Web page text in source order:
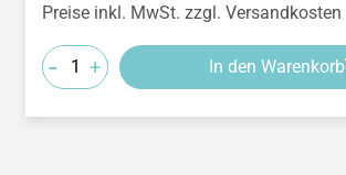
Preise inkl. MwSt. zzgl. Versandkosten
- + In den Warenkorb